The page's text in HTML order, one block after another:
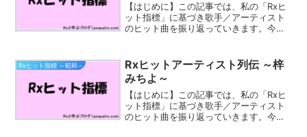
【はじめに】この記事では、私の「Rxヒ
ット指標」に基づき歌手／アーティスト
のヒット曲を振り返っていきます。今回
月28日 - 1999年6月24日）は、日本のシ
ン...
Rxヒット指標 ～昭和～
Rxヒットアーティスト列伝 ～梓
みちよ～
【はじめに】この記事では、私の「Rxヒ
ット指標」に基づき歌手／アーティスト
のヒット曲を振り返っていきます。今回